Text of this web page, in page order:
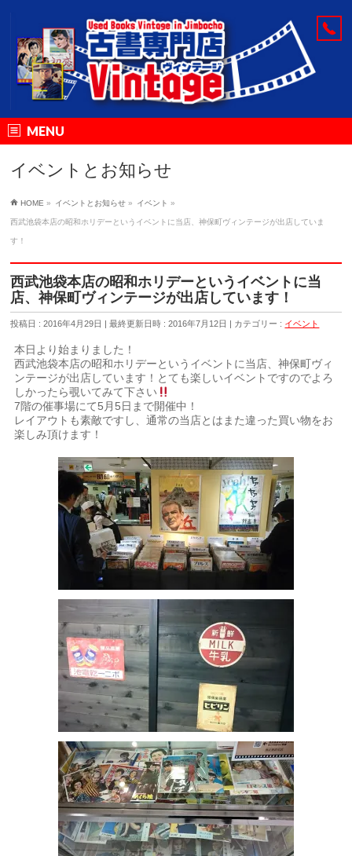
MENU
イベントとお知らせ
HOME » イベントとお知らせ » イベント »
西武池袋本店の昭和ホリデーというイベントに当店、神保町ヴィンテージが出店していま
す！
西武池袋本店の昭和ホリデーというイベントに当
店、神保町ヴィンテージが出店しています！
投稿日 : 2016年4月29日 最終更新日時 : 2016年7月12日 カテゴリー : イベント
本日より始まりました！
西武池袋本店の昭和ホリデーというイベントに当店、神保町ヴィ
ンテージが出店しています！ とても楽しいイベントですのでよろ
しかったら覗いてみて下さい
7階の催事場にて5月5日まで開催中！
レイアウトも素敵ですし、通常の当店とはまた違った買い物をお
楽しみ頂けます！